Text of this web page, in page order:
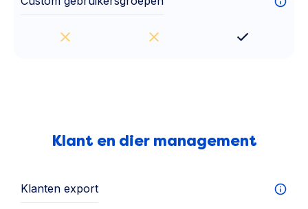
Klant en dier management
Klanten export